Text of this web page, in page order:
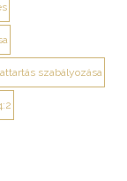
szabályozása